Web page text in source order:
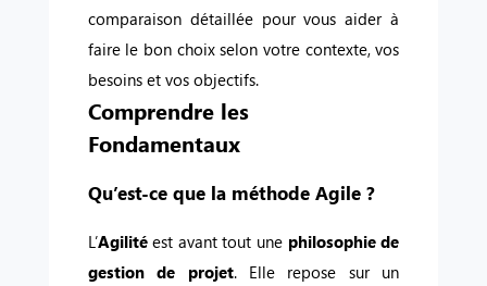
comparaison détaillée pour vous aider à
faire le bon choix selon votre contexte, vos
besoins et vos objectifs.
Comprendre les
Fondamentaux
Qu’est-ce que la méthode Agile ?
L’Agilitéest avant tout une philosophie de
gestion de projet. Elle repose sur un